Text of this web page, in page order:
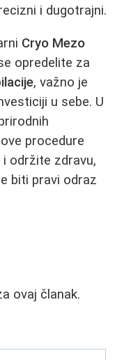
i dugotrajni.
Cryo Mezo
opredelite za
, važno je
u sebe. U
procedure
održite zdravu,
biti pravi odraz
ovaj članak.